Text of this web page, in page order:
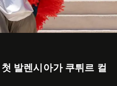
발렌시아가 쿠튀르 컬